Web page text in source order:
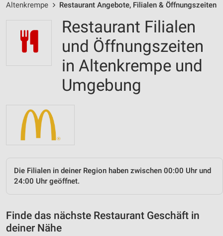
Altenkrempe Restaurant Angebote, Filialen & Öffnungszeiten
Restaurant Filialen
und Öffnungszeiten
in Altenkrempe und
Umgebung
Die Filialen in deiner Region haben zwischen 00:00 Uhr und
24:00 Uhr geöffnet.
Finde das nächste Restaurant Geschäft in
deiner Nähe